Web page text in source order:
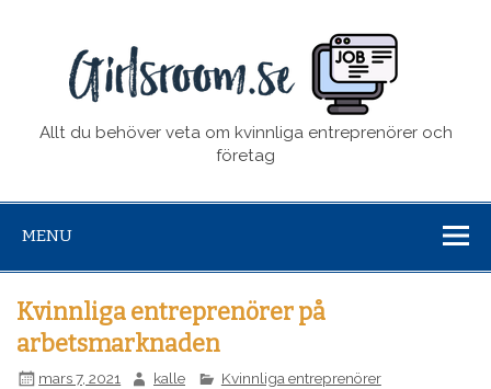
Allt du behöver veta om kvinnliga entreprenörer och
företag
MENU
Kvinnliga entreprenörer på
arbetsmarknaden
mars 7, 2021 kalle Kvinnliga entreprenörer